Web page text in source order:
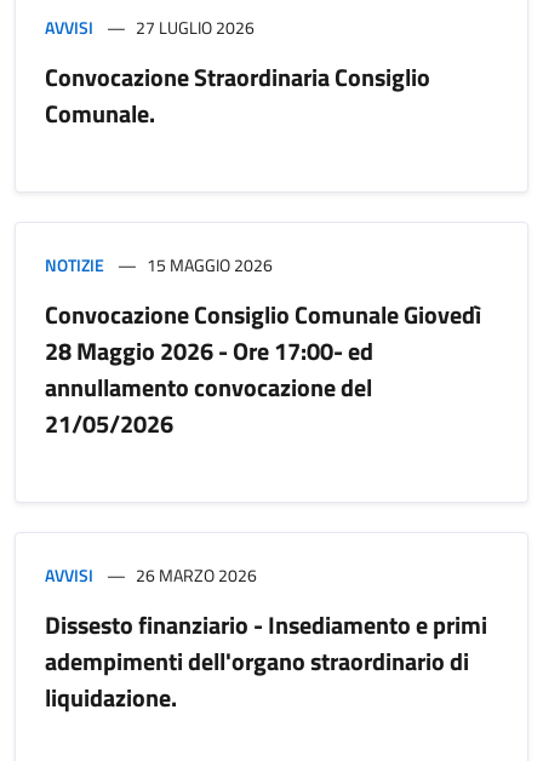
AVVISI 27 LUGLIO 2026
Convocazione Straordinaria Consiglio
Comunale.
NOTIZIE 15 MAGGIO 2026
Convocazione Consiglio Comunale Giovedì
28 Maggio 2026 - Ore 17:00- ed
annullamento convocazione del
21/05/2026
AVVISI 26 MARZO 2026
Dissesto finanziario - Insediamento e primi
adempimenti dell'organo straordinario di
liquidazione.